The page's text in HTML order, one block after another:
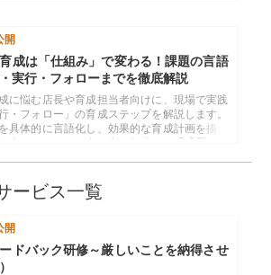
開
成は「仕組み」で変わる！課題の言語
実行・フォローまでを徹底解説
に悩む店長や育成担当者向けに、現場で実践
・フォロー」の育成ステップを解説します。
具体的に言語化し、効果的な育成計画を描く
ービス一覧
開
ドバック研修～厳しいことを納得させ